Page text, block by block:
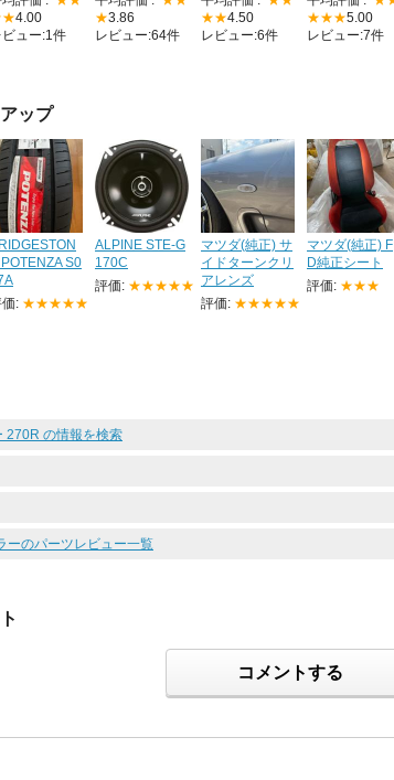
4.00
ビュー:1件
★3.86
レビュー:64件
★★4.50
レビュー:6件
★★★5.00
レビュー:7件
ップ
S0
: ★★★★★
ALPINE STE-G
170C
評価: ★★★★★
マツダ(純正) サ
イドターンクリ
アレンズ
評価: ★★★★★
マツダ(純正) F
D純正シート
評価: ★★★
270R の情報を検索
ーのパーツレビュー一覧
コメントする